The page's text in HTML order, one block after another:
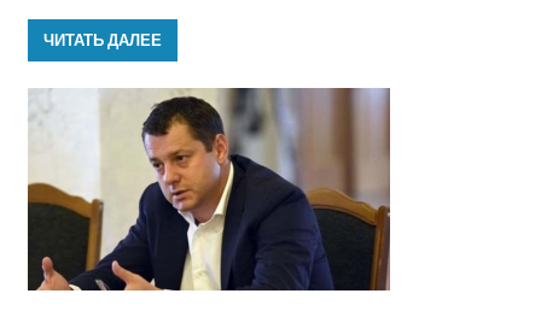
ЧИТАТЬ ДАЛЕЕ